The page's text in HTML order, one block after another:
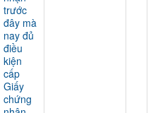
trước
đây mà
nay đủ
điều
kiện
cấp
Giấy
chứng